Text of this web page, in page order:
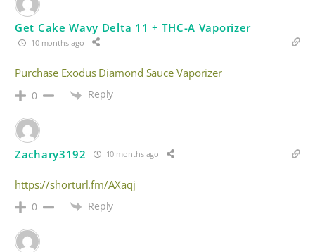
Get Cake Wavy Delta 11 + THC-A Vaporizer
10 months ago
Purchase Exodus Diamond Sauce Vaporizer
0 Reply
Zachary3192 10 months ago
https://shorturl.fm/AXaqj
0 Reply